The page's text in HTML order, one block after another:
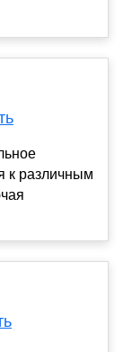
к различным